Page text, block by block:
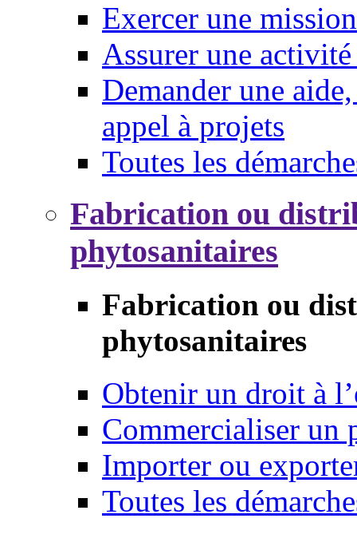
Exercer une mission
Assurer une
Demander une
appel à projets
Toutes les
Fabrication ou
phytosanitaires
Fabrication ou
phytosanitaires
Obtenir un droit à
Commercialiser un
Importer ou
Toutes les